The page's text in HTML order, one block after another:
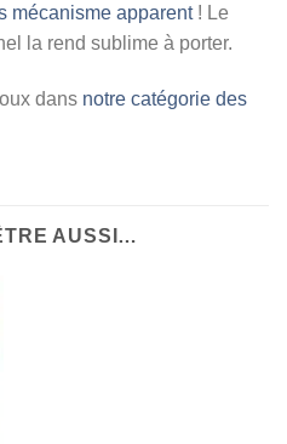
mécanisme apparent! Le
la rend sublime à porter.
dans notre catégorie des
AUSSI…